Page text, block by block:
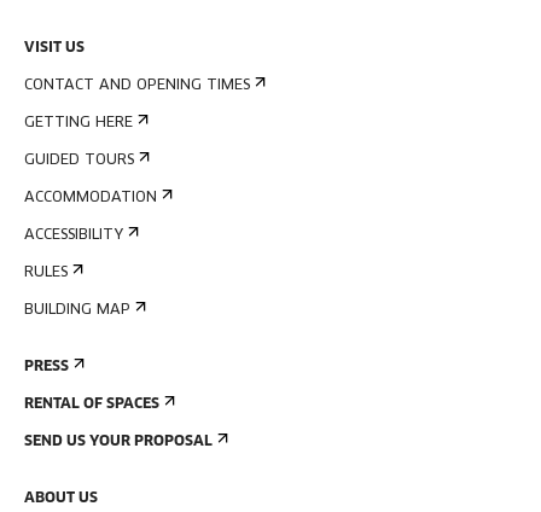
VISIT US
CONTACT AND OPENING TIMES
GETTING HERE
GUIDED TOURS
ACCOMMODATION
ACCESSIBILITY
RULES
BUILDING MAP
PRESS
RENTAL OF SPACES
SEND US YOUR PROPOSAL
ABOUT US